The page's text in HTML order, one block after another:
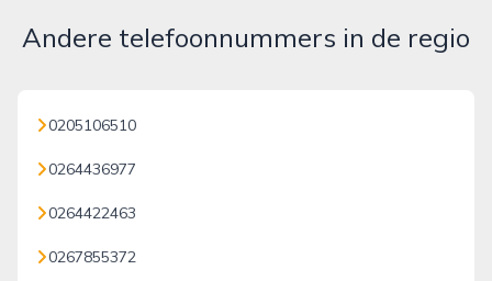
Andere telefoonnummers in de regio
0205106510
0264436977
0264422463
0267855372